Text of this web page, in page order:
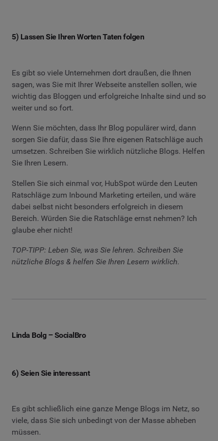
5) Lassen Sie Ihren Worten Taten folgen
Es gibt so viele Unternehmen dort draußen, die Ihnen
sagen, was Sie mit Ihrer Webseite anstellen sollen, wie
wichtig das Bloggen und erfolgreiche Inhalte sind und so
weiter und so fort.
Wenn Sie möchten, dass Ihr Blog populärer wird, dann
sorgen Sie dafür, dass Sie Ihre eigenen Ratschläge auch
umsetzen. Schreiben Sie wirklich nützliche Blogs. Helfen
Sie Ihren Lesern.
Stellen Sie sich einmal vor, HubSpot würde den Leuten
Ratschläge zum Inbound Marketing erteilen, und wäre
dabei selbst nicht besonders erfolgreich in diesem
Bereich. Würden Sie die Ratschläge ernst nehmen? Ich
glaube eher nicht!
TOP-TIPP: Leben Sie, was Sie lehren. Schreiben Sie
nützliche Blogs & helfen Sie Ihren Lesern wirklich.
Linda Bolg – SocialBro
6) Seien Sie interessant
Es gibt schließlich eine ganze Menge Blogs im Netz, so
viele, dass Sie sich unbedingt von der Masse abheben
müssen.